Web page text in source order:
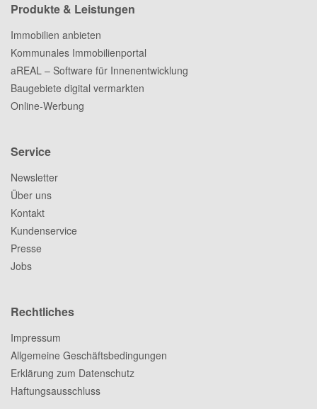
Produkte & Leistungen
Immobilien anbieten
Kommunales Immobilienportal
aREAL – Software für Innenentwicklung
Baugebiete digital vermarkten
Online-Werbung
Service
Newsletter
Über uns
Kontakt
Kundenservice
Presse
Jobs
Rechtliches
Impressum
Allgemeine Geschäftsbedingungen
Erklärung zum Datenschutz
Haftungsausschluss